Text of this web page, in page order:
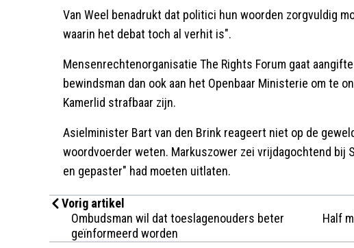
Van Weel benadrukt dat politici hun woorden zorgvuldig
waarin het debat toch al verhit is".
Mensenrechtenorganisatie The Rights Forum gaat
bewindsman dan ook aan het Openbaar Ministerie om te
Kamerlid strafbaar zijn.
Asielminister Bart van den Brink reageert niet op de
woordvoerder weten. Markuszower zei vrijdagochtend bij
en gepaster" had moeten uitlaten.
Vorig artikel
Ombudsman wil dat toeslagenouders beter
geïnformeerd worden
Half